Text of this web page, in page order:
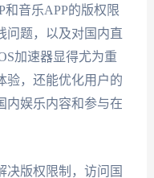
和音乐APP的版权限
问题，以及对国内直
加速器显得尤为重
验，还能优化用户的
内娱乐内容和参与在
决版权限制，访问国